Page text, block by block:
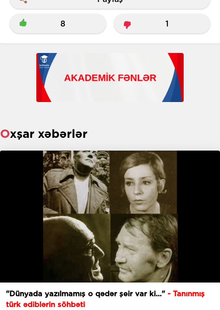
8 1
Oxşar xəbərlər
"Dünyada yazılmamış o qədər şeir var ki..." - Tanınmış
türk ədiblərin söhbəti